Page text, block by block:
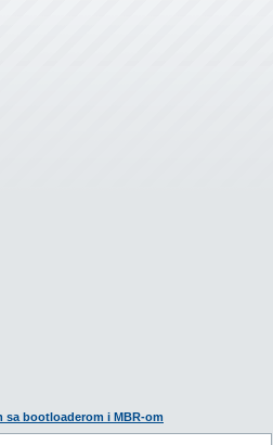
sa bootloaderom i MBR-om